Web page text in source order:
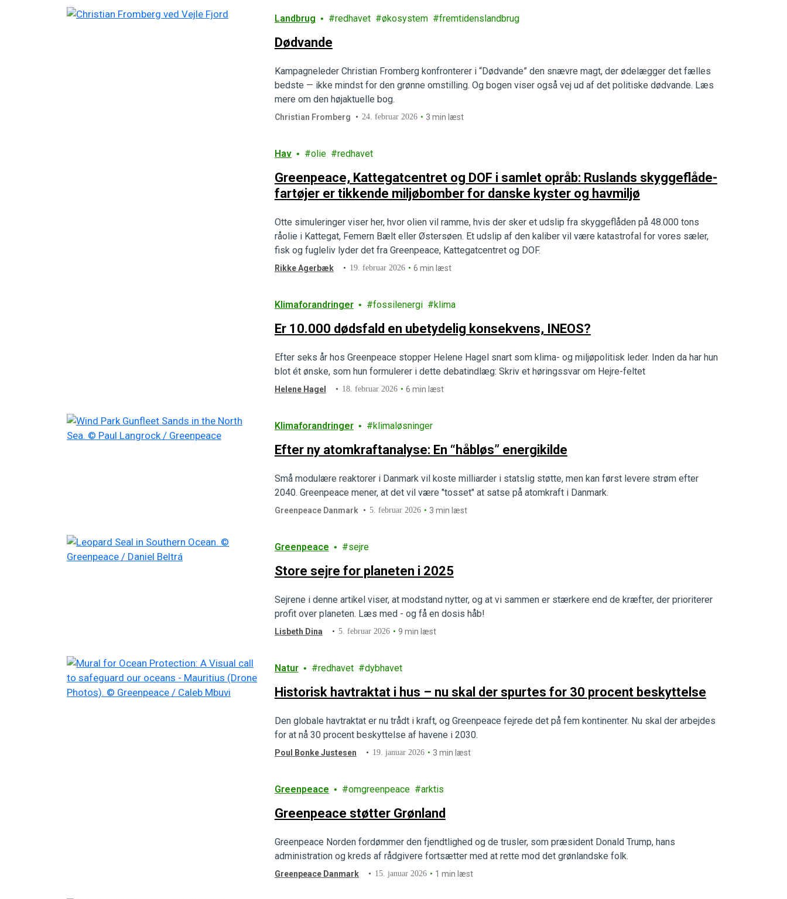
Landbrug redhavet økosystem fremtidenslandbrug
Dødvande
Kampagneleder Christian Fromberg konfronterer i “Dødvande” den snævre magt, der ødelægger det fælles
bedste — ikke mindst for den grønne omstilling. Og bogen viser også vej ud af det politiske dødvande. Læs
mere om den højaktuelle bog.
Christian Fromberg 24. februar 2026 3 min læst
Hav olie redhavet
Greenpeace, Kattegatcentret og DOF i samlet opråb: Ruslands skyggeflåde-
fartøjer er tikkende miljøbomber for danske kyster og havmiljø
Otte simuleringer viser her, hvor olien vil ramme, hvis der sker et udslip fra skyggeflåden på 48.000 tons
råolie i Kattegat, Femern Bælt eller Østersøen. Et udslip af den kaliber vil være katastrofal for vores sæler,
fisk og fugleliv lyder det fra Greenpeace, Kattegatcentret og DOF.
Rikke Agerbæk 19. februar 2026 6 min læst
Klimaforandringer fossilenergi klima
Er 10.000 dødsfald en ubetydelig konsekvens, INEOS?
Efter seks år hos Greenpeace stopper Helene Hagel snart som klima- og miljøpolitisk leder. Inden da har hun
blot ét ønske, som hun formulerer i dette debatindlæg: Skriv et høringssvar om Hejre-feltet
Helene Hagel 18. februar 2026 6 min læst
Klimaforandringer klimaløsninger
Efter ny atomkraftanalyse: En “håbløs” energikilde
Små modulære reaktorer i Danmark vil koste milliarder i statslig støtte, men kan først levere strøm efter
2040. Greenpeace mener, at det vil være "tosset" at satse på atomkraft i Danmark.
Greenpeace Danmark 5. februar 2026 3 min læst
Greenpeace sejre
Store sejre for planeten i 2025
Sejrene i denne artikel viser, at modstand nytter, og at vi sammen er stærkere end de kræfter, der prioriterer
profit over planeten. Læs med - og få en dosis håb!
Lisbeth Dina 5. februar 2026 9 min læst
Natur redhavet dybhavet
Historisk havtraktat i hus – nu skal der spurtes for 30 procent beskyttelse
Den globale havtraktat er nu trådt i kraft, og Greenpeace fejrede det på fem kontinenter. Nu skal der arbejdes
for at nå 30 procent beskyttelse af havene i 2030.
Poul Bonke Justesen 19. januar 2026 3 min læst
Greenpeace omgreenpeace arktis
Greenpeace støtter Grønland
Greenpeace Norden fordømmer den fjendtlighed og de trusler, som præsident Donald Trump, hans
administration og kreds af rådgivere fortsætter med at rette mod det grønlandske folk.
Greenpeace Danmark 15. januar 2026 1 min læst